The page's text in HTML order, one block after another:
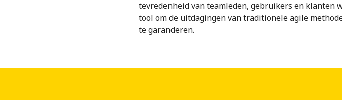
tevredenheid van teamleden, gebruikers en klanten
tool om de uitdagingen van traditionele agile
te garanderen.